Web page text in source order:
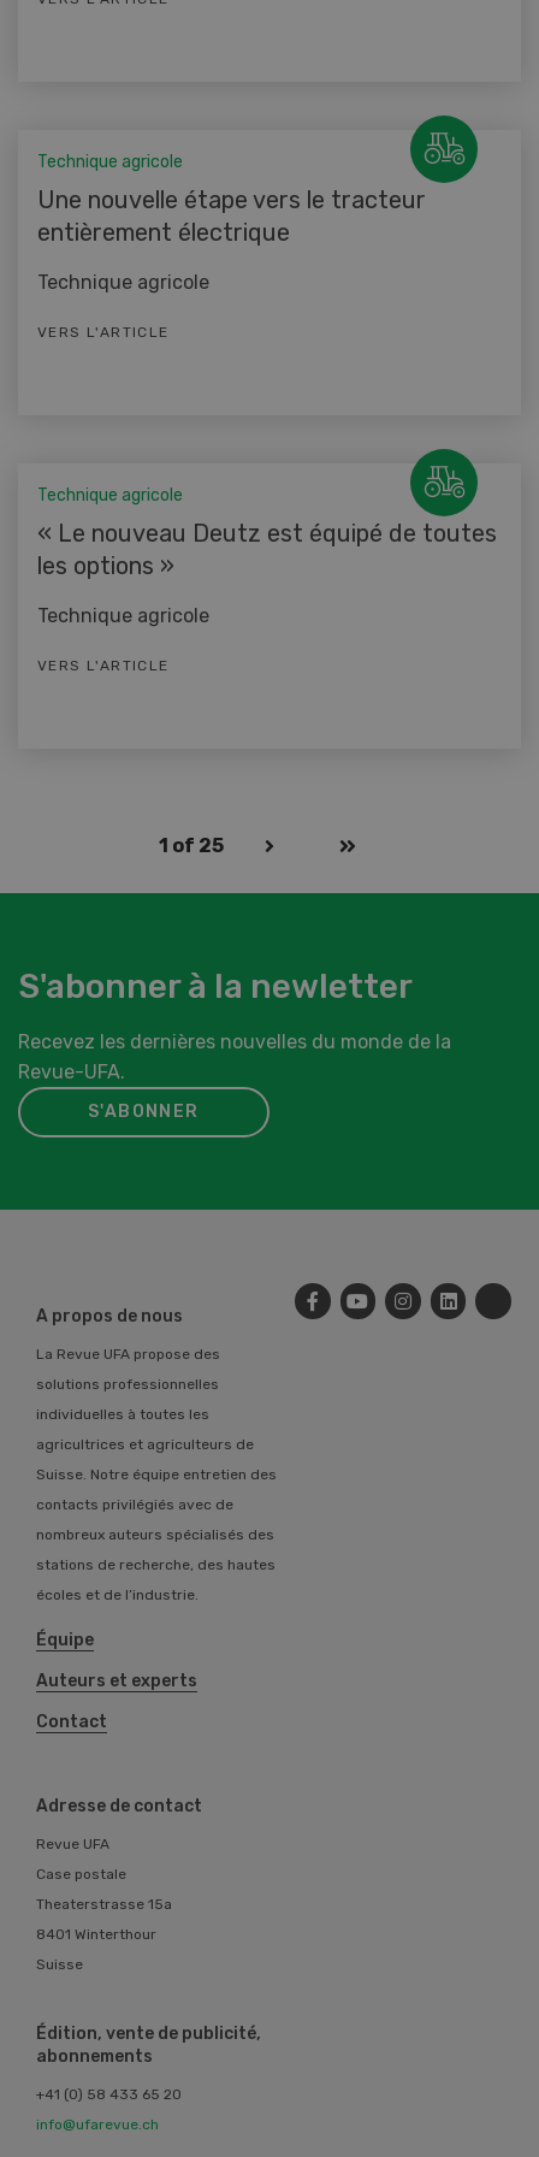
Technique agricole
Une nouvelle étape vers le tracteur
entièrement électrique
Technique agricole
VERS L'ARTICLE
Technique agricole
« Le nouveau Deutz est équipé de toutes
les options »
Technique agricole
VERS L'ARTICLE
1 of 25
S'abonner à la newletter
Recevez les dernières nouvelles du monde de la
Revue-UFA.
S'ABONNER
A propos de nous
La Revue UFA propose des
solutions professionnelles
individuelles à toutes les
agricultrices et agriculteurs de
Suisse. Notre équipe entretien des
contacts privilégiés avec de
nombreux auteurs spécialisés des
stations de recherche, des hautes
écoles et de l’industrie.
Équipe
Auteurs et experts
Contact
Adresse de contact
Revue UFA
Case postale
Theaterstrasse 15a
8401 Winterthour
Suisse
Édition, vente de publicité,
abonnements
+41 (0) 58 433 65 20
info@ufarevue.ch